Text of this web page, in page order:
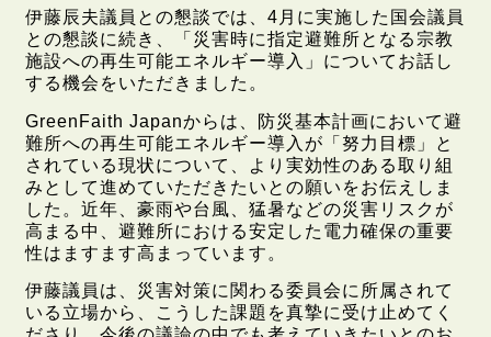
伊藤辰夫議員との懇談では、4月に実施した国会議員
との懇談に続き、「災害時に指定避難所となる宗教
施設への再生可能エネルギー導入」についてお話し
する機会をいただきました。
GreenFaith Japanからは、防災基本計画において避
難所への再生可能エネルギー導入が「努力目標」と
されている現状について、より実効性のある取り組
みとして進めていただきたいとの願いをお伝えしま
した。近年、豪雨や台風、猛暑などの災害リスクが
高まる中、避難所における安定した電力確保の重要
性はますます高まっています。
伊藤議員は、災害対策に関わる委員会に所属されて
いる立場から、こうした課題を真摯に受け止めてく